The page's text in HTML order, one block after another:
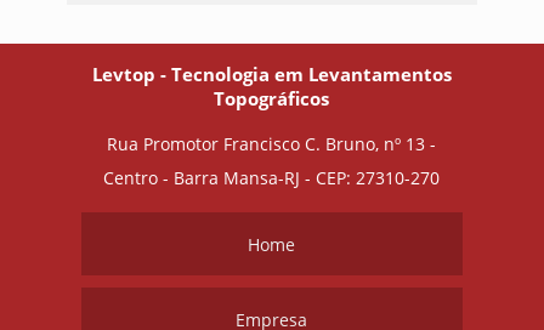
Levtop - Tecnologia em Levantamentos
Topográficos
Rua Promotor Francisco C. Bruno, nº 13 -
Centro - Barra Mansa-RJ - CEP: 27310-270
Home
Empresa